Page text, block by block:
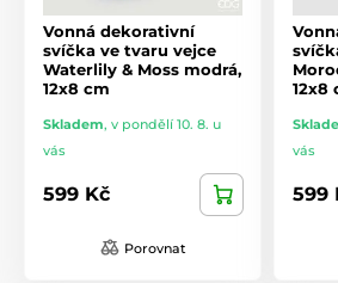
Vonná dekorativní
svíčka ve tvaru vejce
Waterlily & Moss modrá,
12x8 cm
Skladem, v pondělí 10. 8. u
vás
599 Kč
Porovnat
12x8
vás
599